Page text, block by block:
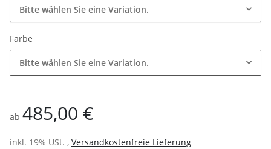
Bitte wählen Sie eine Variation.
Farbe
Bitte wählen Sie eine Variation.
ab 485,00 €
inkl. 19% USt. , Versandkostenfreie Lieferung